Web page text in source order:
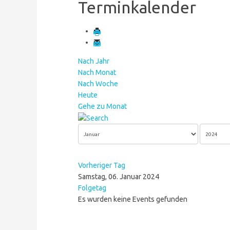
Terminkalender
Nach Jahr
Nach Monat
Nach Woche
Heute
Gehe zu Monat
Vorheriger Tag
Samstag, 06. Januar 2024
Folgetag
Es wurden keine Events gefunden